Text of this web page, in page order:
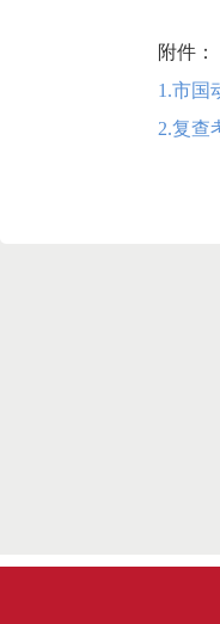
附件：
1.市国
2.复查